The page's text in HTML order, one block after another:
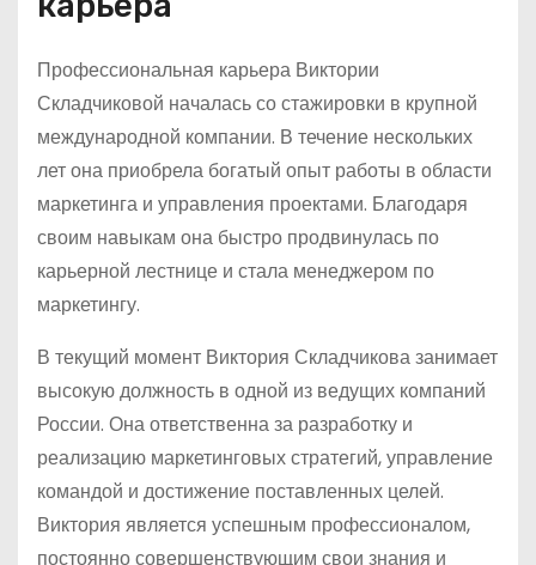
Профессиональная карьера Виктории
Складчиковой началась со стажировки в крупной
международной компании. В течение нескольких
лет она приобрела богатый опыт работы в области
маркетинга и управления проектами. Благодаря
своим навыкам она быстро продвинулась по
карьерной лестнице и стала менеджером по
маркетингу.
В текущий момент Виктория Складчикова занимает
высокую должность в одной из ведущих компаний
России. Она ответственна за разработку и
реализацию маркетинговых стратегий, управление
командой и достижение поставленных целей.
Виктория является успешным профессионалом,
постоянно совершенствующим свои знания и